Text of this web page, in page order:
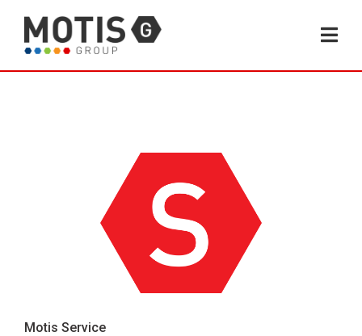
Motis Service